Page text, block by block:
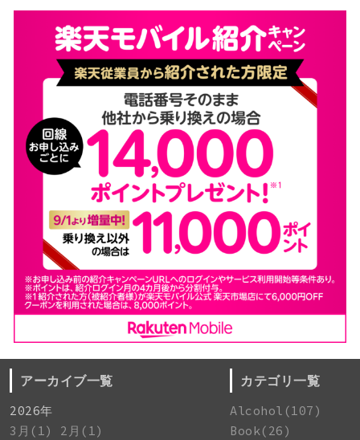
アーカイブ一覧
2026年
3月(1)
2月(1)
カテゴリ一覧
Alcohol(107)
Book(26)